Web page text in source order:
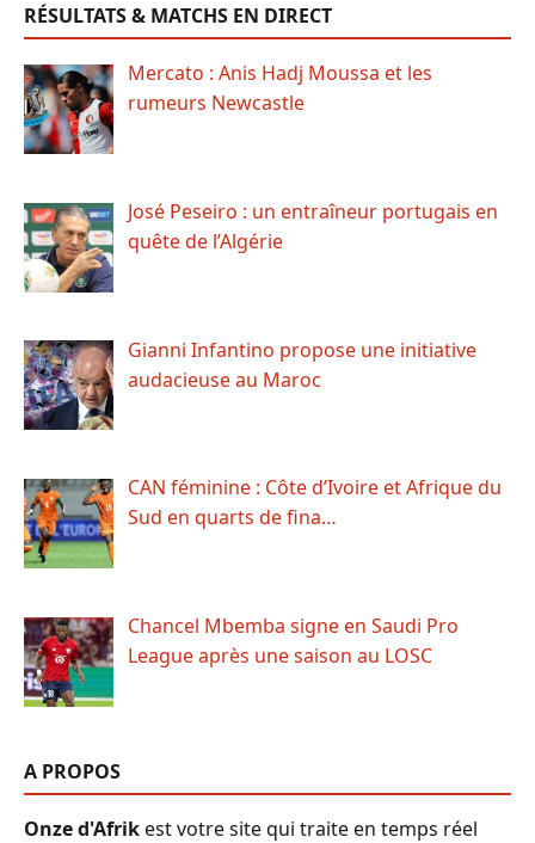
RÉSULTATS & MATCHS EN DIRECT
Mercato : Anis Hadj Moussa et les
rumeurs Newcastle
José Peseiro : un entraîneur portugais en
quête de l’Algérie
Gianni Infantino propose une initiative
audacieuse au Maroc
CAN féminine : Côte d’Ivoire et Afrique du
Sud en quarts de fina…
Chancel Mbemba signe en Saudi Pro
League après une saison au LOSC
A PROPOS
Onze d'Afrikest votre site qui traite en temps réel